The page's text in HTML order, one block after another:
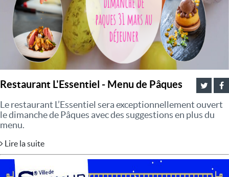
Restaurant L'Essentiel - Menu de Pâques
Le restaurant L’Essentiel sera exceptionnellement ouvert
le dimanche de Pâques avec des suggestions en plus du
menu.
Lire la suite